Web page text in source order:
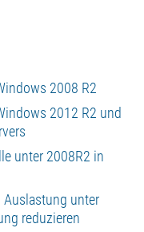
2008 R2
2012 R2 und
unter 2008R2 in
Auslastung unter
reduzieren